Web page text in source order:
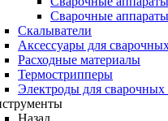
Cварочные
Скалыватели
Аксессуары для
Расходные материалы
Термострипперы
Электроды для сварочных
Назад